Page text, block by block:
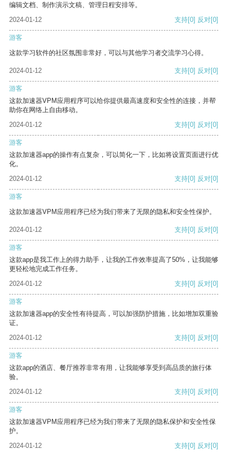
编辑文档、制作演示文稿、管理日程安排等。
2024-01-12
支持[0] 反对[0]
游客
这款学习软件的社区氛围非常好，可以与其他学习者交流学习心得。
2024-01-12 支持[0] 反对[0]
游客
这款加速器VPM应用程序可以给你提供最高速度和安全性的连接，并帮
助你在网络上自由移动。
2024-01-12
支持[0] 反对[0]
游客
这款加速器app的操作有点复杂，可以简化一下，比如将设置页面进行优
化。
2024-01-12
支持[0] 反对[0]
游客
这款加速器VPM应用程序已经为我们带来了无限的隐私和安全性保护。
2024-01-12 支持[0] 反对[0]
游客
这款app是我工作上的得力助手，让我的工作效率提高了50%，让我能够
更轻松地完成工作任务。
2024-01-12
支持[0] 反对[0]
游客
这款加速器app的安全性有待提高，可以加强防护措施，比如增加双重验
证。
2024-01-12
支持[0] 反对[0]
游客
这款app的酒店、餐厅推荐非常有用，让我能够享受到高品质的旅行体
验。
2024-01-12
支持[0] 反对[0]
游客
这款加速器VPM应用程序已经为我们带来了无限的隐私保护和安全性保
护。
2024-01-12
支持[0] 反对[0]